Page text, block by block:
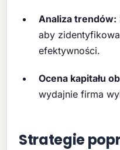
Analiza trendów:
aby
efektywności.
Ocena kapitału
wydajnie firma
Strategie